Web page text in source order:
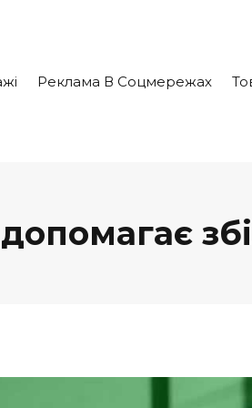
Реклама В Соцмережах